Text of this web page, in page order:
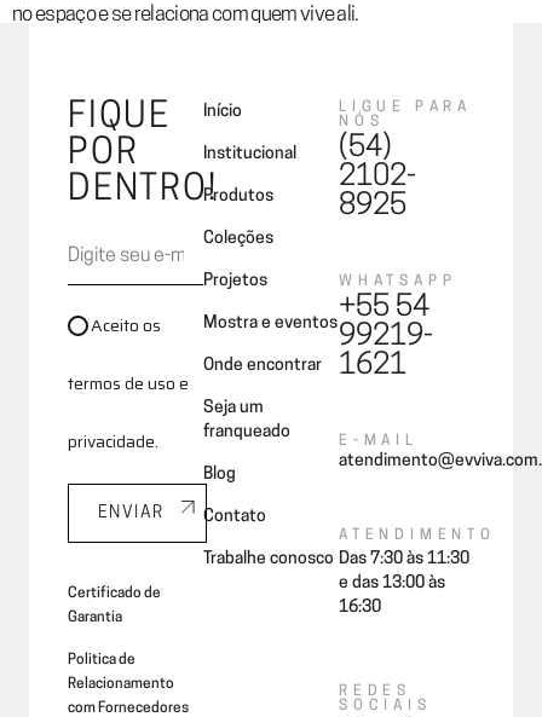
no espaço e se relaciona com quem vive ali.
FIQUE
POR
DENTRO!
Aceito os
termos de uso e
privacidade.
ENVIAR
Certificado de
Garantia
Politica de
Relacionamento
com Fornecedores
Início
Institucional
Produtos
Coleções
Projetos
Mostra e eventos
Onde encontrar
Seja um
franqueado
Blog
Contato
Trabalhe conosco
LIGUE PARA
NÓS
(54)
2102-
8925
WHATSAPP
+55 54
99219-
1621
E-MAIL
ATENDIMENTO
Das 7:30 às 11:30
e das 13:00 às
16:30
REDES
SOCIAIS